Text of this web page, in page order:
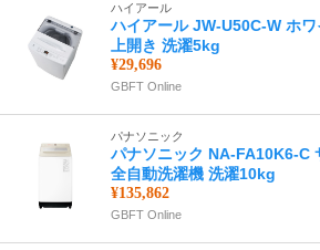
ハイアール
ハイアール JW-U50C-W ホ
上開き 洗濯5kg
¥29,696
GBFT Online
パナソニック
パナソニック NA-FA10K6-C
全自動洗濯機 洗濯10kg
¥135,862
GBFT Online